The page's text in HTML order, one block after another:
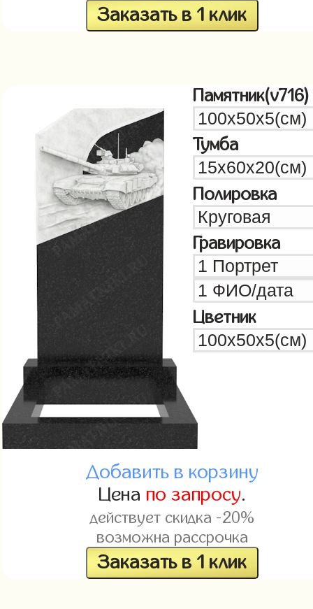
Заказать в 1 клик
Памятник(v716)
Тумба
Полировка
Гравировка
Цветник
Добавить в корзину
Цена по запросу.
действует скидка -20%
возможна рассрочка
Заказать в 1 клик